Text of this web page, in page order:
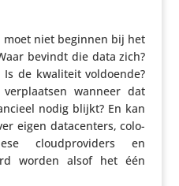
moet niet beginnen bij het
bevindt die data zich?
de kwaliteit voldoende?
wanneer dat
nodig blijkt? En kan
eigen data­cen­ters, colo­
cloud­pro­vi­ders en
worden alsof het één